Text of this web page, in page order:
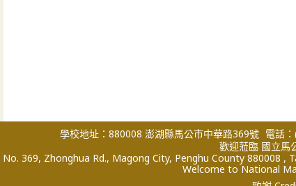
學校地址：880008 澎湖縣馬公市中華路369號 電話
歡迎蒞臨 國立馬
No. 369, Zhonghua Rd., Magong City, Penghu County 880008 ,
Welcome to National